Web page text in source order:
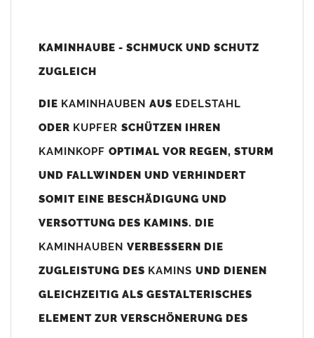
Unsere Maßangaben beziehen sich immer auf das
800mm x 740-800mm angefertigt (siehe Bild/Zeichnung unten).
angefertigt werden (bitte anfragen).
(siehe Bild/Zeichnung unten) angefertigt. Sollten die Bohrungen
nicht passen dann bitte "ohne"Bohrungen (Auswahlfeld)
bis 500mm Kaminbreite: Abstand vom Kaminrand ca.
80mm
KAMINHAUBE - SCHMUCK UND SCHUTZ
ZUGLEICH
DIE KAMINHAUBEN AUS EDELSTAHL
ODER KUPFER SCHÜTZEN IHREN
KAMINKOPF OPTIMAL VOR REGEN, STURM
UND FALLWINDEN UND VERHINDERT
SOMIT EINE BESCHÄDIGUNG UND
VERSOTTUNG DES KAMINS. DIE
KAMINHAUBEN VERBESSERN DIE
ZUGLEISTUNG DES KAMINS UND DIENEN
GLEICHZEITIG ALS GESTALTERISCHES
ELEMENT ZUR VERSCHÖNERUNG DES